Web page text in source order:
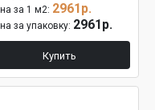
за 1 м2: 2961р.
за упаковку: 2961р.
Купить